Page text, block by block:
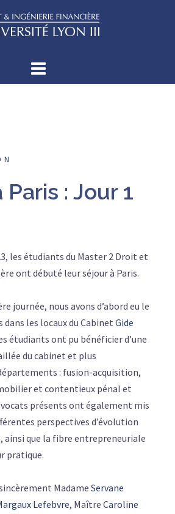
: Jour 1
les étudiants du Master 2 Droit et
ont débuté leur séjour à Paris.
journée, nous avons d’abord eu le
dans les locaux du Cabinet Gide
étudiants ont pu bénéficier d’une
du cabinet et plus
: fusion-acquisition,
et contentieux pénal et
présents ont également mis
perspectives d’évolution
ainsi que la fibre entrepreneuriale
pratique.
Madame Servane
Lefebvre, Maître Caroline